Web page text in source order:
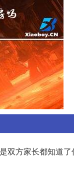
双方家长都知道